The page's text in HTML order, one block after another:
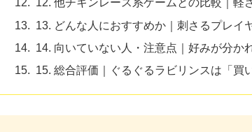
13. どんな人におすすめか｜刺さるプレイ
14. 向いていない人・注意点｜好みが分か
15. 総合評価｜ぐるぐるラビリンスは「買